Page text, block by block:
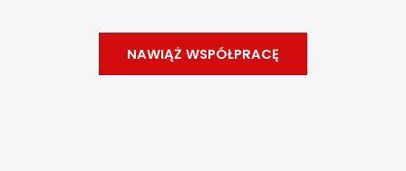
NAWIĄŻ WSPÓŁPRACĘ